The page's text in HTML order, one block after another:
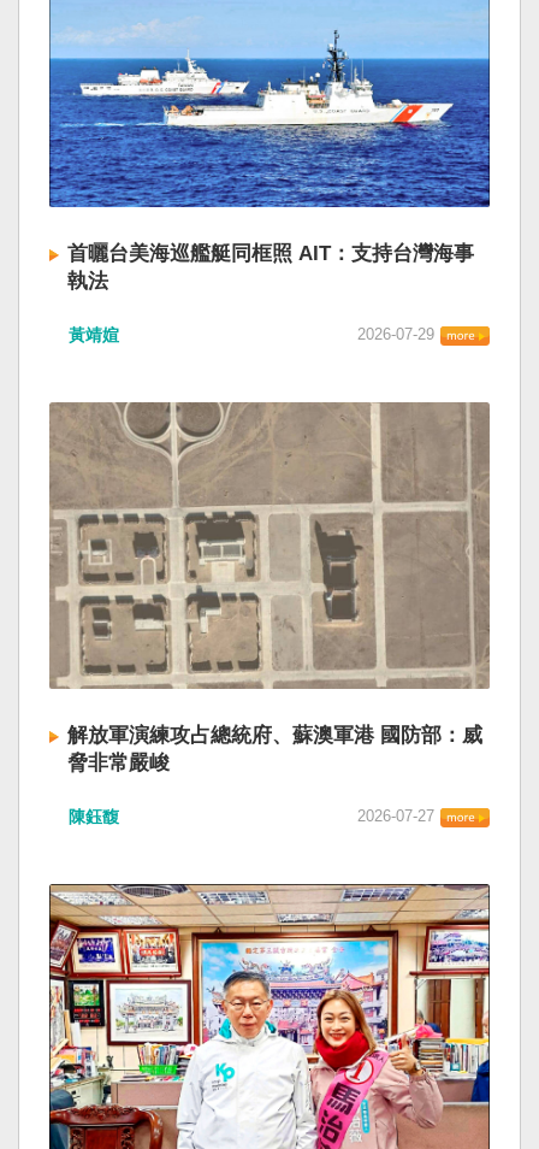
首曬台美海巡艦艇同框照 AIT：支持台灣海事
執法
黃靖媗 2026-07-29
解放軍演練攻占總統府、蘇澳軍港 國防部：威
脅非常嚴峻
陳鈺馥 2026-07-27